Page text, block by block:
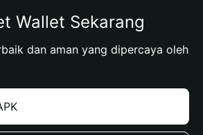
Wallet Sekarang
dan aman yang dipercaya oleh